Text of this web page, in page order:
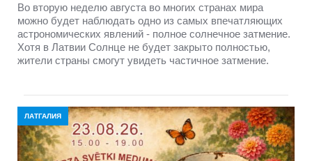
Во вторую неделю августа во многих странах мира
можно будет наблюдать одно из самых впечатляющих
астрономических явлений - полное солнечное затмение.
Хотя в Латвии Солнце не будет закрыто полностью,
жители страны смогут увидеть частичное затмение.
ЛАТГАЛИЯ